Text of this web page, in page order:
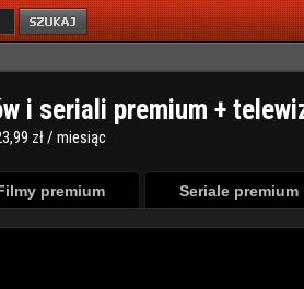
i seriali premium +
zł / miesiąc
premium Seriale premium